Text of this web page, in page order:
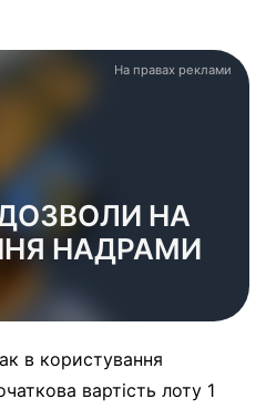
На правах реклами
НА
НАДРАМИ
в користування
вартість лоту 1